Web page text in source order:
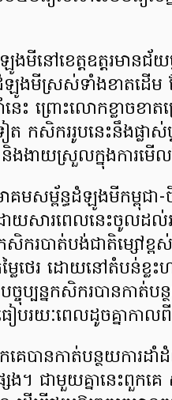
នៅខេត្តឧត្តរមានជ័យម្
ងមីស្រស់ទាំងខាតដើម ដ
ព្រោះលោកខ្លាចខាតច្
កសិកររូបនេះនឹងផ្លាស់
និងងាយស្រួលក្នុងការមើ
មសម្ព័ន្ធដំឡូងមីកម្ពុជា
យសារពេលនេះចូលដល់រ
ករបាត់បង់ជាតិម្សៅខ្
លៃថេរ ដោយនៅតំបន់ខ្លះ
បន្នកសិករបានកាត់បន្
រយៈពេលដូចគ្នាកាលពី
គេបានកាត់បន្ថយការដ
ង។ ជាមួយគ្នានេះពួក